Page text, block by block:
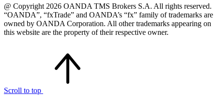
@ Copyright 2026 OANDA TMS Brokers S.A. All rights reserved.
“OANDA”, “fxTrade” and OANDA’s “fx” family of trademarks are
owned by OANDA Corporation. All other trademarks appearing on
this website are the property of their respective owner.
Scroll to top